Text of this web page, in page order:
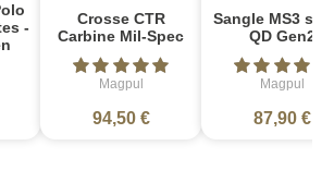
-
Crosse CTR
Carbine Mil-Spec
Magpul
94,50 €
Sangle MS3
QD Gen2
Magpul
87,90 €